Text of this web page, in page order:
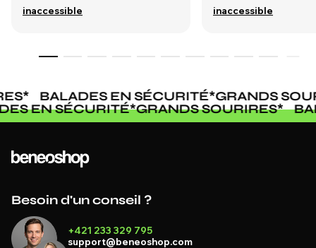
inaccessible inaccessible
* BALADES EN SÉCURITÉ*GRANDS
EN SÉCURITÉ*GRANDS SOURIRES*
Besoin d'un conseil ?
+421 233 329 795
support@beneoshop.com